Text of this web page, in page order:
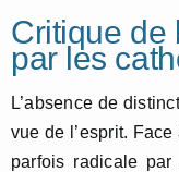
Critique de
par les
L’absence de
vue de l’esprit.
parfois radicale